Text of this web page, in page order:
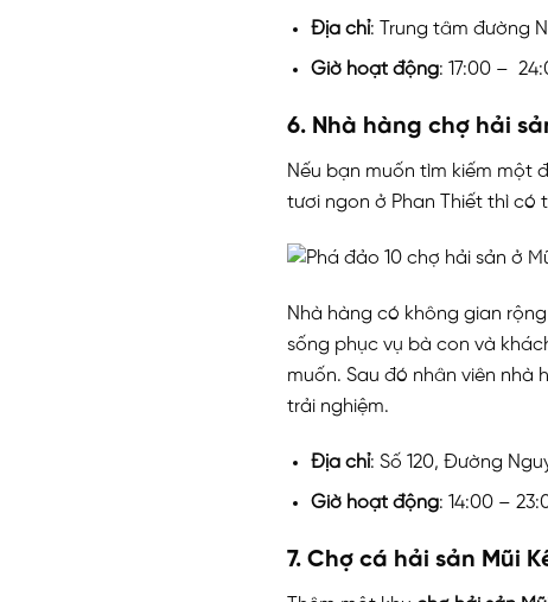
Địa chỉ: Trung tâm đường
Giờ hoạt động: 17:00 –
6. Nhà hàng chợ hải
Nếu bạn muốn tìm kiếm một
tươi ngon ở Phan Thiết thì có
Nhà hàng có không gian
sống phục vụ bà con và
muốn. Sau đó nhân viên nhà
trải nghiệm.
Địa chỉ: Số 120, Đường
Giờ hoạt động: 14:00 –
7. Chợ cá hải sản Mũi